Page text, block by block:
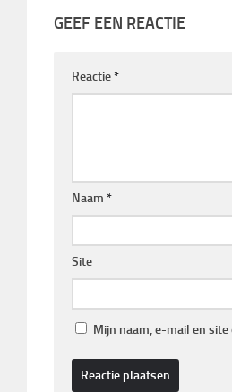
GEEF EEN REACTIE
Reactie*
Naam *
Site
Mijn naam, e-mail en